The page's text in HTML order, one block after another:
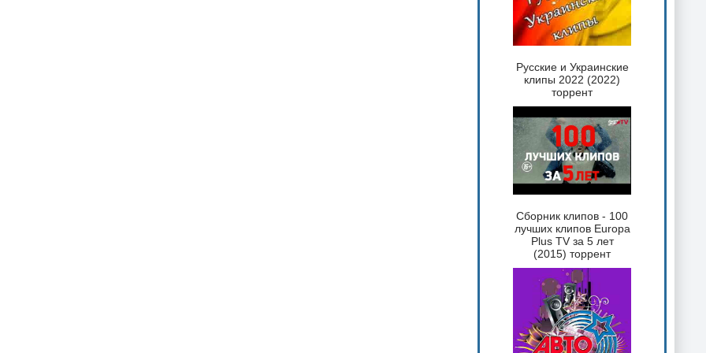
Русские и Украинские
клипы 2022 (2022)
торрент
Сборник клипов - 100
лучших клипов Europa
Plus TV за 5 лет
(2015) торрент